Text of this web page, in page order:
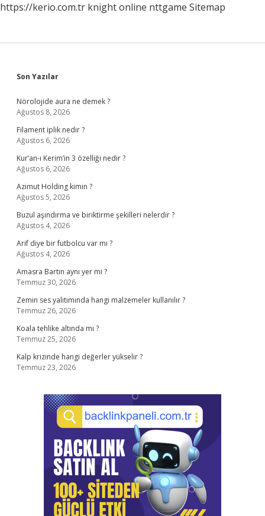
https://kerio.com.tr knight online nttgame Sitemap
Sidebar
Son Yazılar
Nörolojide aura ne demek ?
Ağustos 8, 2026
Filament iplik nedir ?
Ağustos 6, 2026
Kur’an-ı Kerim’in 3 özelliği nedir ?
Ağustos 6, 2026
Azimut Holding kimin ?
Ağustos 5, 2026
Buzul aşındırma ve biriktirme şekilleri nelerdir ?
Ağustos 4, 2026
Arif diye bir futbolcu var mı ?
Ağustos 4, 2026
Amasra Bartın aynı yer mi ?
Temmuz 30, 2026
Zemin ses yalıtımında hangi malzemeler kullanılır ?
Temmuz 26, 2026
Koala tehlike altında mı ?
Temmuz 25, 2026
Kalp krizinde hangi değerler yükselir ?
Temmuz 23, 2026